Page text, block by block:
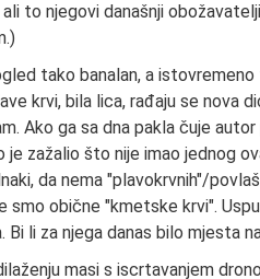
to njegovi današnji
tako banalan, a
krvi, bila lica, rađaju se nova
Ako ga sa dna pakla čuje
je zažalio što nije imao jednog
da nema "plavokrvnih"/
smo obične "kmetske krvi".
Bi li za njega danas bilo mjesta
masi s iscrtavanjem